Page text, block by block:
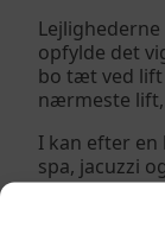
opfylde det
bo tæt ved lift
nærmeste
I kan efter
spa, jacuzzi
og Telemark.